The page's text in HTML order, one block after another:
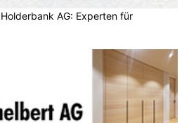
AG: Experten für